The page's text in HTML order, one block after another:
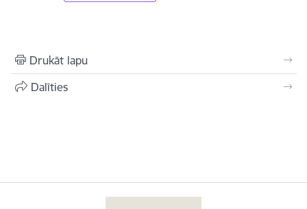
Drukāt lapu
Dalīties